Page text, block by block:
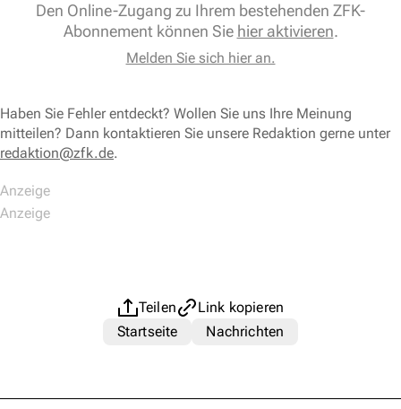
Den Online-Zugang zu Ihrem bestehenden ZFK-
Abonnement können Sie hier aktivieren.
Melden Sie sich hier an.
Haben Sie Fehler entdeckt? Wollen Sie uns Ihre Meinung
mitteilen? Dann kontaktieren Sie unsere Redaktion gerne unter
redaktion@zfk.de.
Teilen
Link kopieren
Startseite
Nachrichten